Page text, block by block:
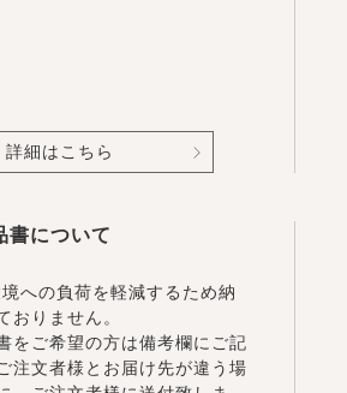
詳細はこちら
書について
への負荷を軽減するため納
おりません。
をご希望の方は備考欄にご記
注文者様とお届け先が違う場